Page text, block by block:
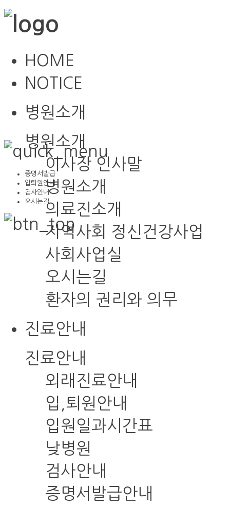
HOME
NOTICE
병원소개
병원소개
이사장 인사말
병원소개
의료진소개
지역사회 정신건강사업
사회사업실
오시는길
환자의 권리와 의무
진료안내
진료안내
외래진료안내
입,퇴원안내
입원일과시간표
낮병원
검사안내
증명서발급안내
증명서발급
입퇴원안내
검사안내
오시는길